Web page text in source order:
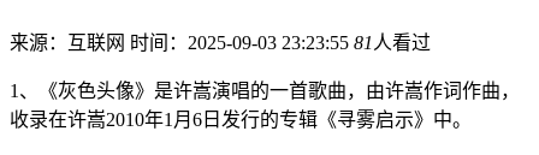
来源：互联网 时间：2025-09-03 23:23:55 81 人看过
1、《灰色头像》是许嵩演唱的一首歌曲，由许嵩作词作曲，
收录在许嵩2010年1月6日发行的专辑《寻雾启示》中。